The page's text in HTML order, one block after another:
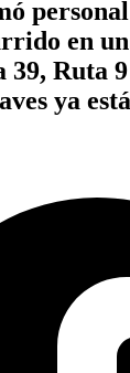
en
39, Ruta
ya